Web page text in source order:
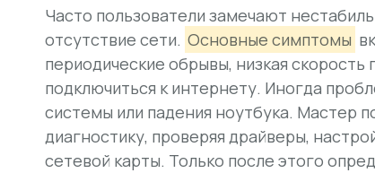
Часто пользователи замечают
отсутствие сети. Основные симптомы
периодические обрывы, низкая
подключиться к интернету. Иногда
системы или падения ноутбука. Мастер
диагностику, проверяя драйверы,
сетевой карты. Только после этого